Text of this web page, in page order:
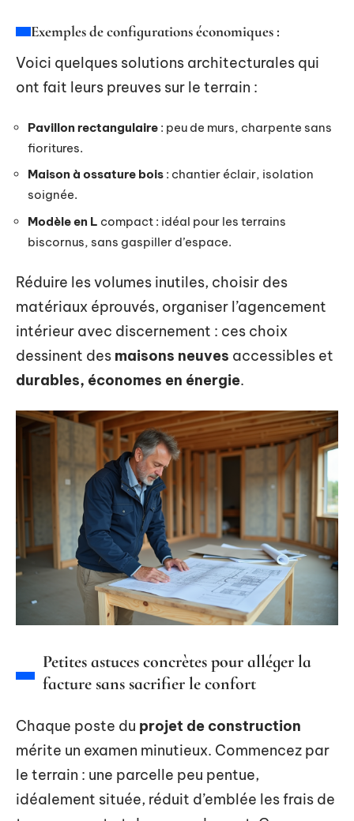
Exemples de configurations économiques :
Voici quelques solutions architecturales qui
ont fait leurs preuves sur le terrain :
Pavillon rectangulaire : peu de murs, charpente sans
fioritures.
Maison à ossature bois : chantier éclair, isolation
soignée.
Modèle en L compact : idéal pour les terrains
biscornus, sans gaspiller d’espace.
Réduire les volumes inutiles, choisir des
matériaux éprouvés, organiser l’agencement
intérieur avec discernement : ces choix
dessinent des maisons neuves accessibles et
durables, économes en énergie.
Petites astuces concrètes pour alléger la
facture sans sacrifier le confort
Chaque poste du projet de construction
mérite un examen minutieux. Commencez par
le terrain : une parcelle peu pentue,
idéalement située, réduit d’emblée les frais de